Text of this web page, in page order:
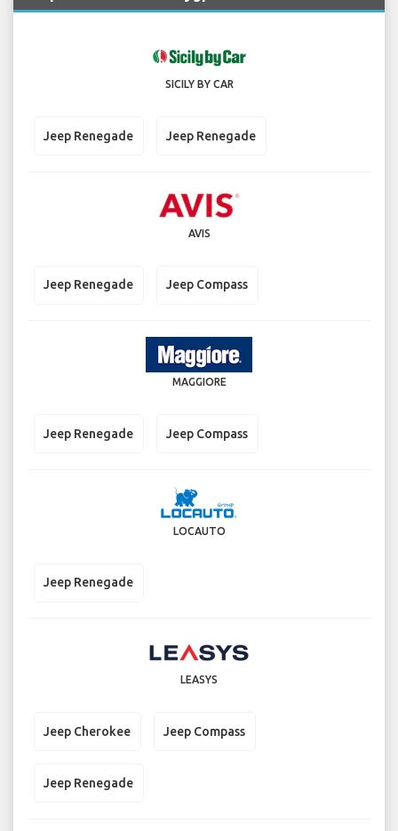
SICILY BY CAR
Jeep Renegade Jeep Renegade
AVIS
Jeep Renegade Jeep Compass
MAGGIORE
Jeep Renegade Jeep Compass
LOCAUTO
Jeep Renegade
LEASYS
Jeep Cherokee Jeep Compass
Jeep Renegade